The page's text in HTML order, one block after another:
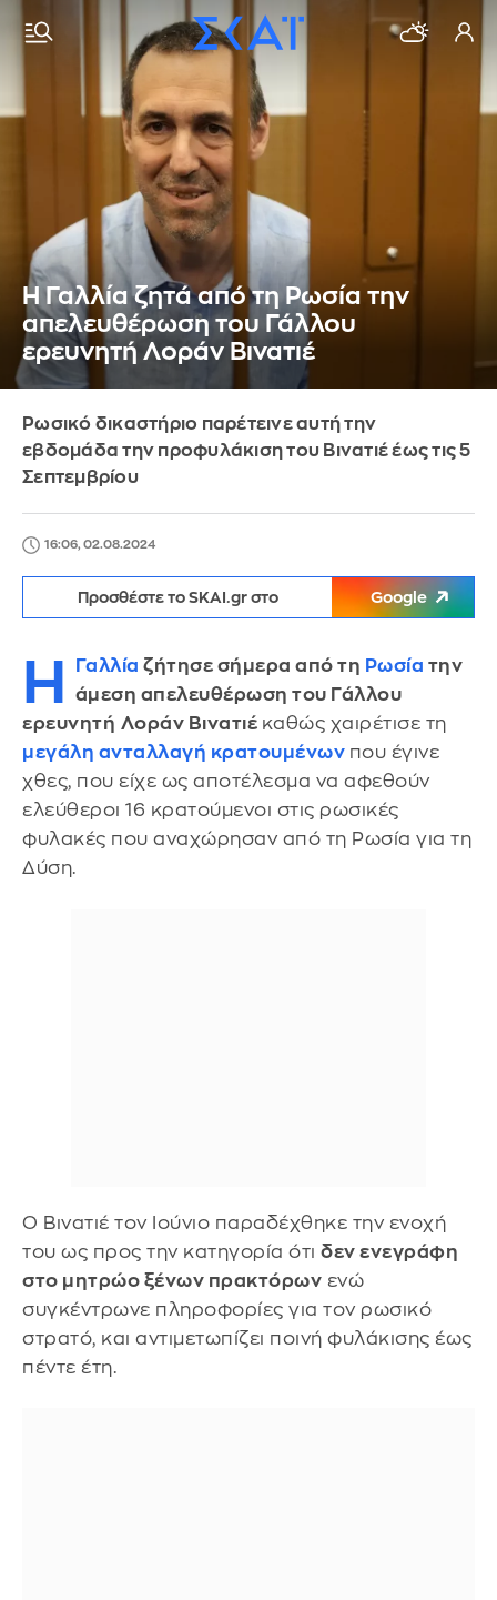
H Γαλλία ζητά από τη Ρωσία την
απελευθέρωση του Γάλλου
ερευνητή Λοράν Βινατιέ
Ρωσικό δικαστήριο παρέτεινε αυτή την
εβδομάδα την προφυλάκιση του Βινατιέ έως τις 5
Σεπτεμβρίου
16:06, 02.08.2024
Προσθέστε το SKAI.gr στο Google
Η Γαλλία ζήτησε σήμερα από τη Ρωσία την
άμεση απελευθέρωση του Γάλλου
ερευνητή Λοράν Βινατιέ καθώς χαιρέτισε τη
μεγάλη ανταλλαγή κρατουμένων που έγινε
χθες, που είχε ως αποτέλεσμα να αφεθούν
ελεύθεροι 16 κρατούμενοι στις ρωσικές
φυλακές που αναχώρησαν από τη Ρωσία για τη
Δύση.
Ο Βινατιέ τον Ιούνιο παραδέχθηκε την ενοχή
του ως προς την κατηγορία ότι δεν ενεγράφη
στο μητρώο ξένων πρακτόρων ενώ
συγκέντρωνε πληροφορίες για τον ρωσικό
στρατό, και αντιμετωπίζει ποινή φυλάκισης έως
πέντε έτη.